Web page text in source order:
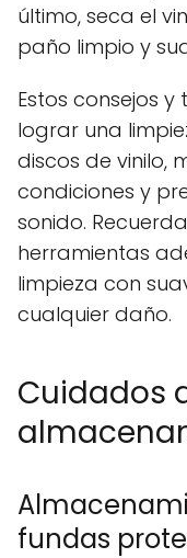
último, seca el
paño limpio y
Estos consejos
lograr una
discos de vinilo,
condiciones y
sonido.
herramientas
limpieza con
cualquier daño.
Cuidados
fundas